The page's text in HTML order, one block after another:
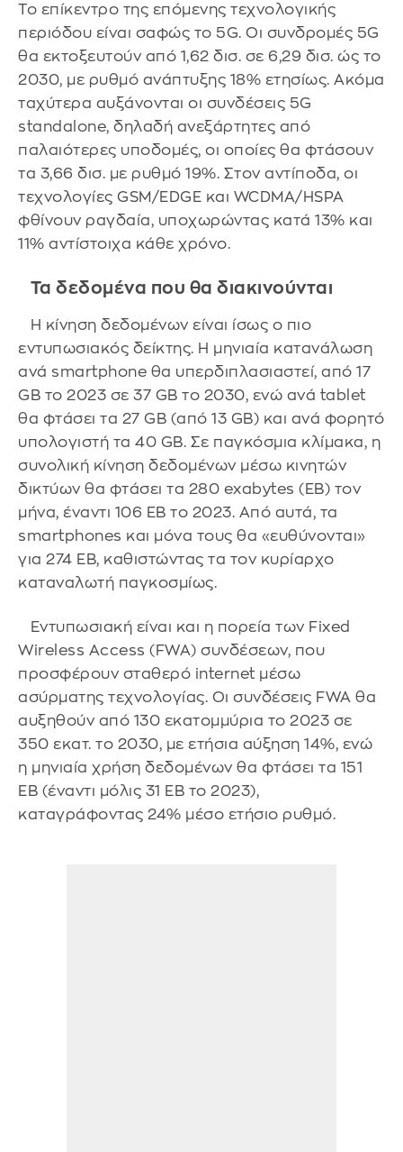
Το επίκεντρο της επόμενης τεχνολογικής
περιόδου είναι σαφώς το 5G. Οι συνδρομές 5G
θα εκτοξευτούν από 1,62 δισ. σε 6,29 δισ. ώς το
2030, με ρυθμό ανάπτυξης 18% ετησίως. Ακόμα
ταχύτερα αυξάνονται οι συνδέσεις 5G
standalone, δηλαδή ανεξάρτητες από
παλαιότερες υποδομές, οι οποίες θα φτάσουν
τα 3,66 δισ. με ρυθμό 19%. Στον αντίποδα, οι
τεχνολογίες GSM/EDGE και WCDMA/HSPA
φθίνουν ραγδαία, υποχωρώντας κατά 13% και
11% αντίστοιχα κάθε χρόνο.
Τα δεδομένα που θα διακινούνται
Η κίνηση δεδομένων είναι ίσως ο πιο
εντυπωσιακός δείκτης. Η μηνιαία κατανάλωση
ανά smartphone θα υπερδιπλασιαστεί, από 17
GB το 2023 σε 37 GB το 2030, ενώ ανά tablet
θα φτάσει τα 27 GB (από 13 GB) και ανά φορητό
υπολογιστή τα 40 GB. Σε παγκόσμια κλίμακα, η
συνολική κίνηση δεδομένων μέσω κινητών
δικτύων θα φτάσει τα 280 exabytes (EB) τον
μήνα, έναντι 106 EB το 2023. Από αυτά, τα
smartphones και μόνα τους θα «ευθύνονται»
για 274 EB, καθιστώντας τα τον κυρίαρχο
καταναλωτή παγκοσμίως.
Εντυπωσιακή είναι και η πορεία των Fixed
Wireless Access (FWA) συνδέσεων, που
προσφέρουν σταθερό internet μέσω
ασύρματης τεχνολογίας. Οι συνδέσεις FWA θα
αυξηθούν από 130 εκατομμύρια το 2023 σε
350 εκατ. το 2030, με ετήσια αύξηση 14%, ενώ
η μηνιαία χρήση δεδομένων θα φτάσει τα 151
EB (έναντι μόλις 31 EB το 2023),
καταγράφοντας 24% μέσο ετήσιο ρυθμό.